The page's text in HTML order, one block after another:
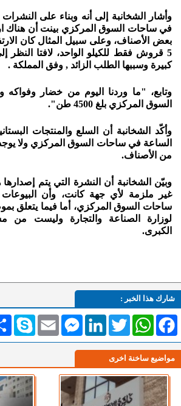
وأشار الشخانبة إلى أنه وبناء على
في ساحات السوق المركزي بينت أن هناك
بعض الأصناف، وعلى سبيل المثال كان
5 قروش فقط للكيلو الواحد، لافتا النظر
كبيرة وسببها الطلب الزائد , وفق المملكة .
وتابع، "ما وردنا اليوم من خضار
السوق المركزي بلغ 4500 طن".
وأكّد الشخانبة أن السلع والمنتجات
الساعة في ساحات السوق المركزي ولا
من الأصناف.
وبيّن الشخانبة أن النشرة التي يتم
غير ملزمة لأي جهة كانت، وأن
ساحات السوق المركزي، أما فيما يتعلق
لوزارة الصناعة والتجارة وليست من
الكبرى.
شارك هذا الخبر :
Skype Email
MessengerLinkedInTwitterWhatsAppFacebook
مواضيع ساخنة اخرى